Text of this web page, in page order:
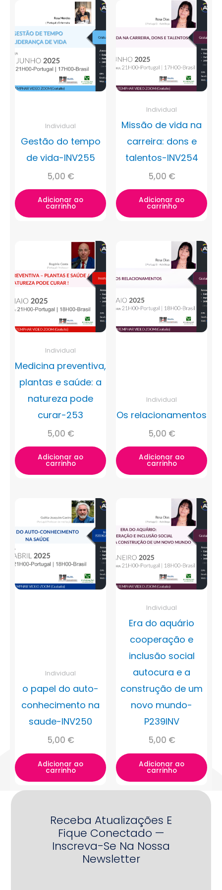
Individual
Gestão do tempo
de vida-INV255
5,00 €
Adicionar ao
carrinho
Individual
Missão de vida na
carreira: dons e
talentos-INV254
5,00 €
Adicionar ao
carrinho
Individual
Medicina preventiva,
plantas e saúde: a
natureza pode
curar-253
5,00 €
Adicionar ao
carrinho
Individual
Os relacionamentos
5,00 €
Adicionar ao
carrinho
Individual
o papel do auto-
conhecimento na
saude-INV250
5,00 €
Adicionar ao
carrinho
Individual
Era do aquário
cooperação e
inclusão social
autocura e a
construção de um
novo mundo-
P239INV
5,00 €
Adicionar ao
carrinho
Receba Atualizações E
Fique Conectado —
Inscreva-Se Na Nossa
Newsletter